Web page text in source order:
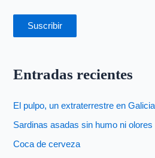
Suscribir
Entradas recientes
El pulpo, un extraterrestre en Galicia
Sardinas asadas sin humo ni olores
Coca de cerveza